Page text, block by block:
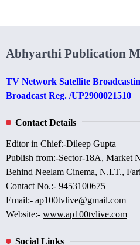
Abhyarthi Publication
TV Network Satellite
Broadcast Reg. /UP2900021510
Contact Details
Editor in Chief:-Dileep Gupta
Publish from:-Sector-18A, Market
Behind Neelam Cinema, N.I.T.,
Contact No.:- 9453100675
Email:- ap100tvlive@gmail.com
Website:- www.ap100tvlive.com
Social Links